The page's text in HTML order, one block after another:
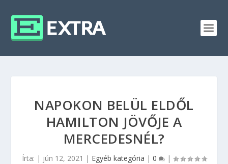
NAPOKON BELÜL ELDŐL
HAMILTON JÖVŐJE A
MERCEDESNÉL?
Írta: | jún 12, 2021 | Egyéb kategória | 0 |